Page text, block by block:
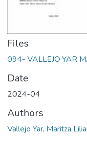
Files
094- VALLEJO YAR
Date
2024-04
Authors
Vallejo Yar, Maritza